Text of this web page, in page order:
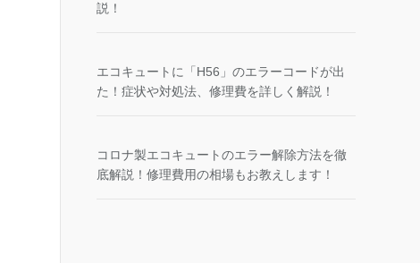
説！
エコキュートに「H56」のエラーコードが出
た！症状や対処法、修理費を詳しく解説！
コロナ製エコキュートのエラー解除方法を徹
底解説！修理費用の相場もお教えします！